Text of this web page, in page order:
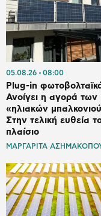
05.08.26 08:00
Plug-in
Ανοίγει η αγορά των
«ηλιακών
Στην τελική ευθεία
πλαίσιο
ΜΑΡΓΑΡΙΤΑ